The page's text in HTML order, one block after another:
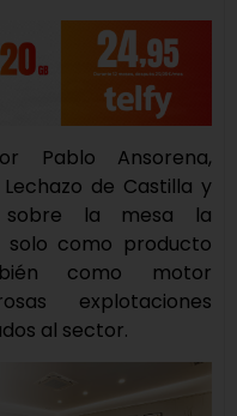
Pablo Ansorena,
de Castilla y
sobre la mesa la
como producto
como motor
explotaciones
al sector.